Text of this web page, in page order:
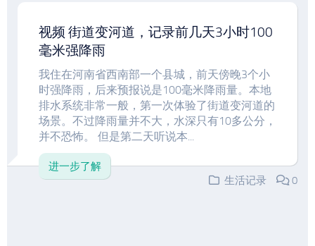
视频 街道变河道，记录前几天3小时100
毫米强降雨
我住在河南省西南部一个县城，前天傍晚3个小
时强降雨，后来预报说是100毫米降雨量。本地
排水系统非常一般，第一次体验了街道变河道的
场景。不过降雨量并不大，水深只有10多公分，
并不恐怖。 但是第二天听说本...
进一步了解
生活记录
0